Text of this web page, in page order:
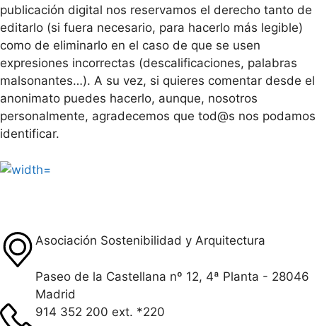
publicación digital nos reservamos el derecho tanto de
editarlo (si fuera necesario, para hacerlo más legible)
como de eliminarlo en el caso de que se usen
expresiones incorrectas (descalificaciones, palabras
malsonantes…). A su vez, si quieres comentar desde el
anonimato puedes hacerlo, aunque, nosotros
personalmente, agradecemos que tod@s nos podamos
identificar.
Asociación Sostenibilidad y Arquitectura
Paseo de la Castellana nº 12, 4ª Planta - 28046
Madrid
914 352 200 ext. *220